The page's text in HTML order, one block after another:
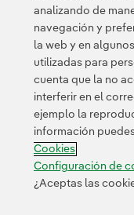
Contacta Clientes
Transparencia
Configuración de
© 2026
analizando de
navegación y
la web y en
utilizadas para
cuenta que la no
interferir en el
ejemplo la
información
Cookies
Configuración de
¿Aceptas las